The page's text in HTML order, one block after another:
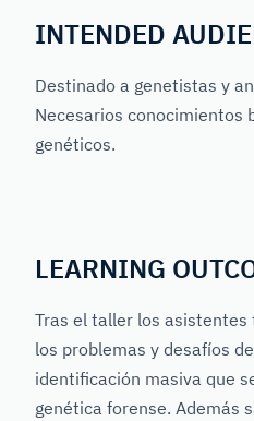
INTENDED
Destinado a genetistas y
Necesarios conocimientos
genéticos.
LEARNING
Tras el taller los
los problemas y desafíos
identificación masiva que
genética forense. Además